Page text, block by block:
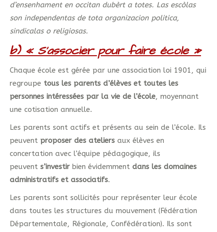
d’ensenhament en occitan dubèrt a totes. Las escòlas
son independentas de tota organizacion politica,
sindicalas o religiosas.
b) « S’associer pour faire école »
Chaque école est gérée par une association loi 1901, qui
regroupe tous les parents d’élèves et toutes les
personnes intéressées par la vie de l’école, moyennant
une cotisation annuelle.
Les parents sont actifs et présents au sein de l’école. Ils
peuvent proposer des ateliers aux élèves en
concertation avec l’équipe pédagogique, ils
peuvent s’investir bien évidemment dans les domaines
administratifs et associatifs.
Les parents sont sollicités pour représenter leur école
dans toutes les structures du mouvement (Fédération
Départementale, Régionale, Confédération). Ils sont